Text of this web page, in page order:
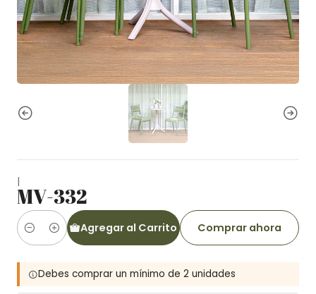
|
MV-332
Cantidad
Agregar al Carrito Comprar ahora
Debes comprar un mínimo de 2 unidades